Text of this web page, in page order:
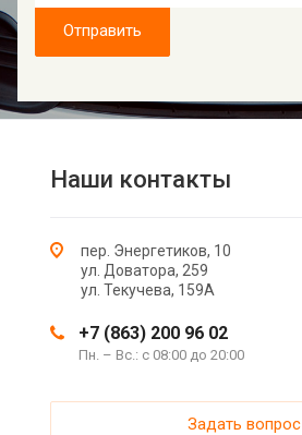
Отправить
Наши контакты
пер. Энергетиков, 10
ул. Доватора, 259
ул. Текучева, 159А
+7 (863) 200 96 02
Пн. – Вс.: с 08:00 до 20:00
Задать вопрос